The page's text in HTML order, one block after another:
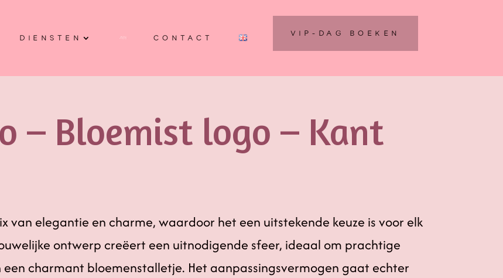
DIENSTEN CONTACT VIP-DAG BOEKEN
– Bloemist logo – Kant
van elegantie en charme, waardoor het een uitstekende keuze is voor elk
ontwerp creëert een uitnodigende sfeer, ideaal om prachtige
charmant bloemenstalletje. Het aanpassingsvermogen gaat echter